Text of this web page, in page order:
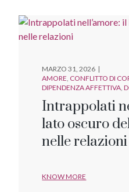
MARZO 31, 2026
AMORE CONFLITTO DI
DIPENDENZA AFFETTIVA
Intrappolati
lato oscuro
nelle relazioni
KNOW MORE